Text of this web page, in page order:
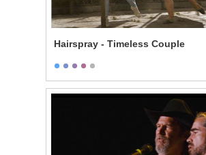
Hairspray - Timeless Couple